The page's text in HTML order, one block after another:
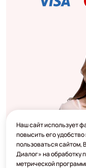
Наш сайт использует
повысить его
пользоваться сайтом,
Диалог» на обработку
метрической